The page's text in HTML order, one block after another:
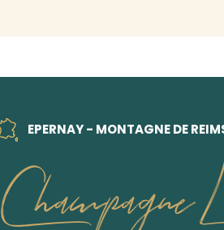
EPERNAY - MONTAGNE DE
Champagne